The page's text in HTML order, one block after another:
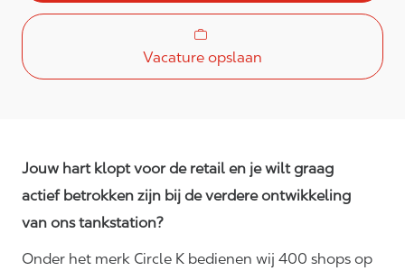
Vacature opslaan
Jouw hart klopt voor de retail en je wilt graag
actief betrokken zijn bij de verdere ontwikkeling
van ons tankstation?
Onder het merk Circle K bedienen wij 400 shops op